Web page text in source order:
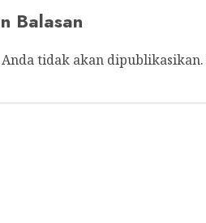
Balasan
tidak akan dipublikasikan.